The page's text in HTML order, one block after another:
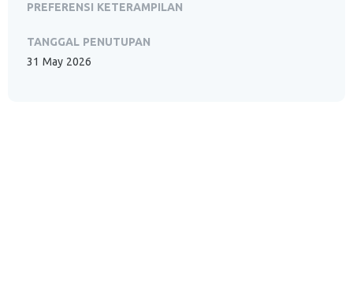
PREFERENSI KETERAMPILAN
TANGGAL PENUTUPAN
31 May 2026